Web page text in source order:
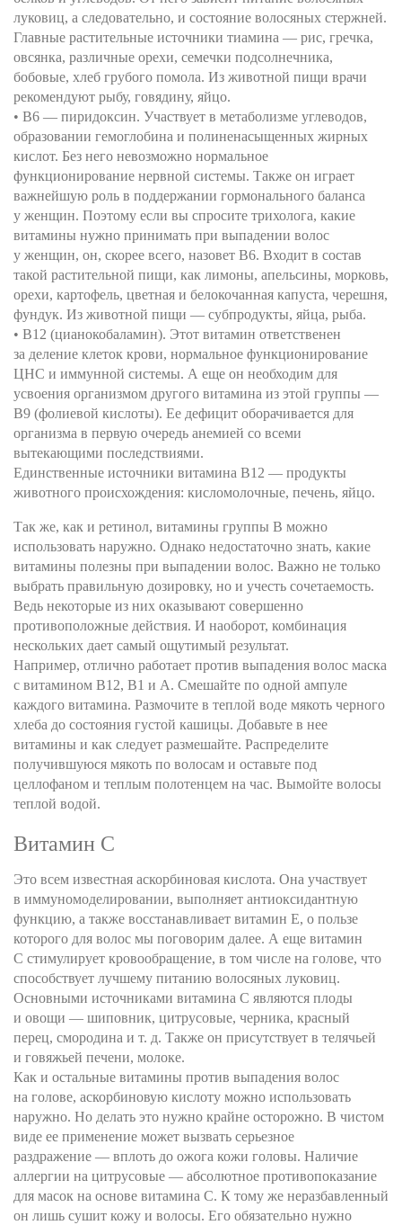
луковиц, а следовательно, и состояние волосяных стержней.
Главные растительные источники тиамина — рис, гречка,
овсянка, различные орехи, семечки подсолнечника,
бобовые, хлеб грубого помола. Из животной пищи врачи
рекомендуют рыбу, говядину, яйцо.
• В6 — пиридоксин. Участвует в метаболизме углеводов,
образовании гемоглобина и полиненасыщенных жирных
кислот. Без него невозможно нормальное
функционирование нервной системы. Также он играет
важнейшую роль в поддержании гормонального баланса
у женщин. Поэтому если вы спросите трихолога, какие
витамины нужно принимать при выпадении волос
у женщин, он, скорее всего, назовет В6. Входит в состав
такой растительной пищи, как лимоны, апельсины, морковь,
орехи, картофель, цветная и белокочанная капуста, черешня,
фундук. Из животной пищи — субпродукты, яйца, рыба.
• В12 (цианокобаламин). Этот витамин ответственен
за деление клеток крови, нормальное функционирование
ЦНС и иммунной системы. А еще он необходим для
усвоения организмом другого витамина из этой группы —
В9 (фолиевой кислоты). Ее дефицит оборачивается для
организма в первую очередь анемией со всеми
вытекающими последствиями.
Единственные источники витамина В12 — продукты
животного происхождения: кисломолочные, печень, яйцо.
Так же, как и ретинол, витамины группы В можно
использовать наружно. Однако недостаточно знать, какие
витамины полезны при выпадении волос. Важно не только
выбрать правильную дозировку, но и учесть сочетаемость.
Ведь некоторые из них оказывают совершенно
противоположные действия. И наоборот, комбинация
нескольких дает самый ощутимый результат.
Например, отлично работает против выпадения волос маска
с витамином В12, В1 и А. Смешайте по одной ампуле
каждого витамина. Размочите в теплой воде мякоть черного
хлеба до состояния густой кашицы. Добавьте в нее
витамины и как следует размешайте. Распределите
получившуюся мякоть по волосам и оставьте под
целлофаном и теплым полотенцем на час. Вымойте волосы
теплой водой.
Витамин С
Это всем известная аскорбиновая кислота. Она участвует
в иммуномоделировании, выполняет антиоксидантную
функцию, а также восстанавливает витамин Е, о пользе
которого для волос мы поговорим далее. А еще витамин
С стимулирует кровообращение, в том числе на голове, что
способствует лучшему питанию волосяных луковиц.
Основными источниками витамина С являются плоды
и овощи — шиповник, цитрусовые, черника, красный
перец, смородина и т. д. Также он присутствует в телячьей
и говяжьей печени, молоке.
Как и остальные витамины против выпадения волос
на голове, аскорбиновую кислоту можно использовать
наружно. Но делать это нужно крайне осторожно. В чистом
виде ее применение может вызвать серьезное
раздражение — вплоть до ожога кожи головы. Наличие
аллергии на цитрусовые — абсолютное противопоказание
для масок на основе витамина С. К тому же неразбавленный
он лишь сушит кожу и волосы. Его обязательно нужно